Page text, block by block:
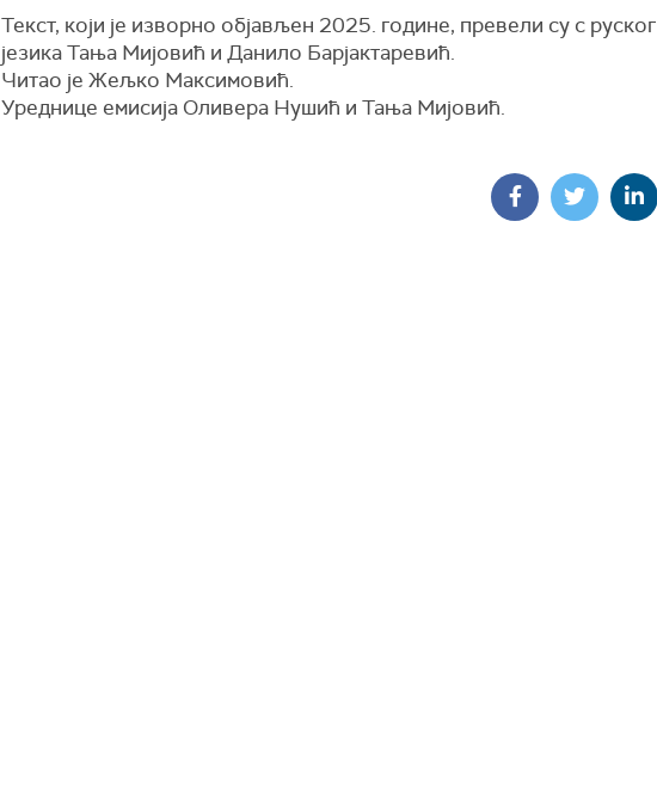
Текст, који је изворно објављен 2025. године, превели су с руског
језика Тања Мијовић и Данило Барјактаревић.
Читао је Жељко Максимовић.
Уреднице емисија Оливера Нушић и Тања Мијовић.